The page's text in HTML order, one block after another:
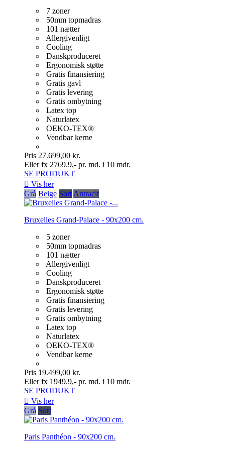
7 zoner
50mm topmadras
101 nætter
Allergivenligt
Cooling
Danskproduceret
Ergonomisk støtte
Gratis finansiering
Gratis gavl
Gratis levering
Gratis ombytning
Latex top
Naturlatex
OEKO-TEX®
Vendbar kerne
Pris 27.699,00 kr.
Eller fx 2769.9,- pr. md. i 10 mdr.
SE PRODUKT
 Vis her
Grå Beige Sort Antracit
Bruxelles Grand-Palace - 90x200 cm.
5 zoner
50mm topmadras
101 nætter
Allergivenligt
Cooling
Danskproduceret
Ergonomisk støtte
Gratis finansiering
Gratis levering
Gratis ombytning
Latex top
Naturlatex
OEKO-TEX®
Vendbar kerne
Pris 19.499,00 kr.
Eller fx 1949.9,- pr. md. i 10 mdr.
SE PRODUKT
 Vis her
Grå Sort
Paris Panthéon - 90x200 cm.